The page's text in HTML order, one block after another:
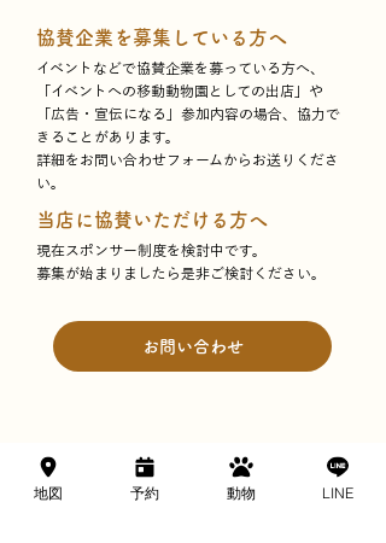
協賛企業を募集している方へ
イベントなどで協賛企業を募っている方へ、
「イベントへの移動動物園としての出店」や
「広告・宣伝になる」参加内容の場合、協力で
きることがあります。
詳細をお問い合わせフォームからお送りくださ
い。
当店に協賛いただける方へ
現在スポンサー制度を検討中です。
募集が始まりましたら是非ご検討ください。
お問い合わせ
＼ 予約制のお店です ／
地図 予約 動物 LINE